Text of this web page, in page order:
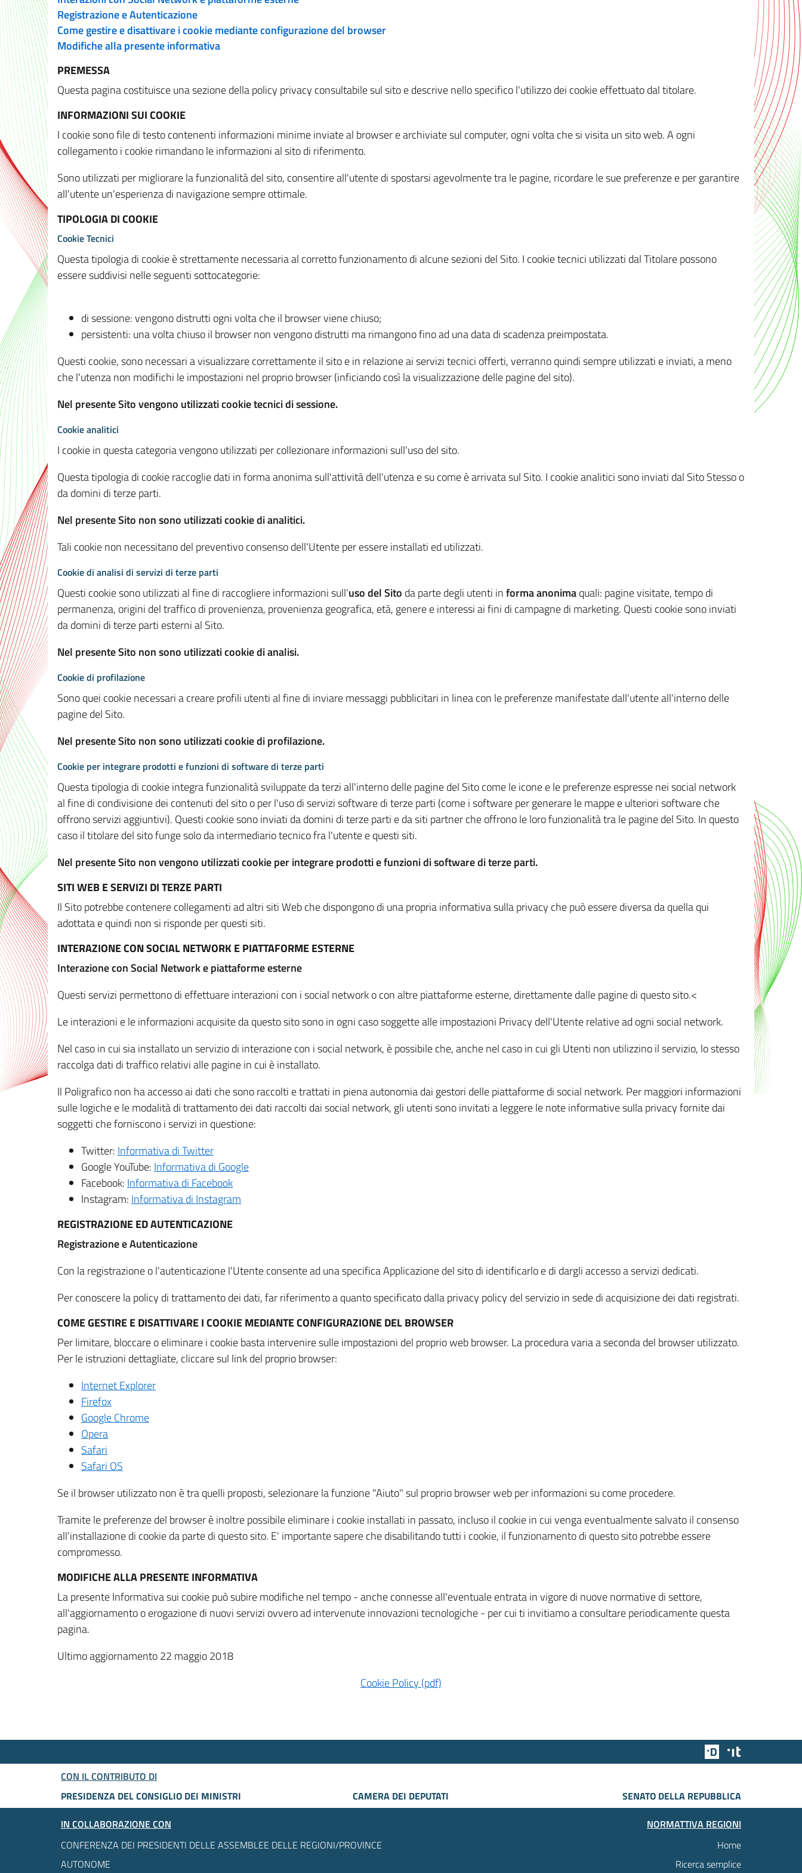
Registrazione e Autenticazione
Come gestire e disattivare i cookie mediante configurazione del browser
Modifiche alla presente informativa
PREMESSA
Questa pagina costituisce una sezione della policy privacy consultabile sul sito e descrive nello specifico l'utilizzo dei cookie effettuato dal titolare.
INFORMAZIONI SUI COOKIE
I cookie sono file di testo contenenti informazioni minime inviate al browser e archiviate sul computer, ogni volta che si visita un sito web. A ogni
collegamento i cookie rimandano le informazioni al sito di riferimento.
Sono utilizzati per migliorare la funzionalità del sito, consentire all'utente di spostarsi agevolmente tra le pagine, ricordare le sue preferenze e per garantire
all'utente un'esperienza di navigazione sempre ottimale.
TIPOLOGIA DI COOKIE
Cookie Tecnici
Questa tipologia di cookie è strettamente necessaria al corretto funzionamento di alcune sezioni del Sito. I cookie tecnici utilizzati dal Titolare possono
essere suddivisi nelle seguenti sottocategorie:
di sessione: vengono distrutti ogni volta che il browser viene chiuso;
persistenti: una volta chiuso il browser non vengono distrutti ma rimangono fino ad una data di scadenza preimpostata.
Questi cookie, sono necessari a visualizzare correttamente il sito e in relazione ai servizi tecnici offerti, verranno quindi sempre utilizzati e inviati, a meno
che l'utenza non modifichi le impostazioni nel proprio browser (inficiando così la visualizzazione delle pagine del sito).
Nel presente Sito vengono utilizzati cookie tecnici di sessione.
Cookie analitici
I cookie in questa categoria vengono utilizzati per collezionare informazioni sull'uso del sito.
Questa tipologia di cookie raccoglie dati in forma anonima sull'attività dell'utenza e su come è arrivata sul Sito. I cookie analitici sono inviati dal Sito Stesso o
da domini di terze parti.
Nel presente Sito non sono utilizzati cookie di analitici.
Tali cookie non necessitano del preventivo consenso dell'Utente per essere installati ed utilizzati.
Cookie di analisi di servizi di terze parti
Questi cookie sono utilizzati al fine di raccogliere informazioni sull'uso del Sito da parte degli utenti informa anonimaquali: pagine visitate, tempo di
permanenza, origini del traffico di provenienza, provenienza geografica, età, genere e interessi ai fini di campagne di marketing. Questi cookie sono inviati
da domini di terze parti esterni al Sito.
Nel presente Sito non sono utilizzati cookie di analisi.
Cookie di profilazione
Sono quei cookie necessari a creare profili utenti al fine di inviare messaggi pubblicitari in linea con le preferenze manifestate dall'utente all'interno delle
pagine del Sito.
Nel presente Sito non sono utilizzati cookie di profilazione.
Cookie per integrare prodotti e funzioni di software di terze parti
Questa tipologia di cookie integra funzionalità sviluppate da terzi all'interno delle pagine del Sito come le icone e le preferenze espresse nei social network
al fine di condivisione dei contenuti del sito o per l'uso di servizi software di terze parti (come i software per generare le mappe e ulteriori software che
offrono servizi aggiuntivi). Questi cookie sono inviati da domini di terze parti e da siti partner che offrono le loro funzionalità tra le pagine del Sito. In questo
caso il titolare del sito funge solo da intermediario tecnico fra l'utente e questi siti.
Nel presente Sito non vengono utilizzati cookie per integrare prodotti e funzioni di software di terze parti.
SITI WEB E SERVIZI DI TERZE PARTI
Il Sito potrebbe contenere collegamenti ad altri siti Web che dispongono di una propria informativa sulla privacy che può essere diversa da quella qui
adottata e quindi non si risponde per questi siti.
INTERAZIONE CON SOCIAL NETWORK E PIATTAFORME ESTERNE
Interazione con Social Network e piattaforme esterne
Questi servizi permettono di effettuare interazioni con i social network o con altre piattaforme esterne, direttamente dalle pagine di questo sito.<
Le interazioni e le informazioni acquisite da questo sito sono in ogni caso soggette alle impostazioni Privacy dell'Utente relative ad ogni social network.
Nel caso in cui sia installato un servizio di interazione con i social network, è possibile che, anche nel caso in cui gli Utenti non utilizzino il servizio, lo stesso
raccolga dati di traffico relativi alle pagine in cui è installato.
Il Poligrafico non ha accesso ai dati che sono raccolti e trattati in piena autonomia dai gestori delle piattaforme di social network. Per maggiori informazioni
sulle logiche e le modalità di trattamento dei dati raccolti dai social network, gli utenti sono invitati a leggere le note informative sulla privacy fornite dai
soggetti che forniscono i servizi in questione:
Twitter: Informativa di Twitter
Google YouTube: Informativa di Google
Facebook: Informativa di Facebook
Instagram: Informativa di Instagram
REGISTRAZIONE ED AUTENTICAZIONE
Registrazione e Autenticazione
Con la registrazione o l'autenticazione l'Utente consente ad una specifica Applicazione del sito di identificarlo e di dargli accesso a servizi dedicati.
Per conoscere la policy di trattamento dei dati, far riferimento a quanto specificato dalla privacy policy del servizio in sede di acquisizione dei dati registrati.
COME GESTIRE E DISATTIVARE I COOKIE MEDIANTE CONFIGURAZIONE DEL BROWSER
Per limitare, bloccare o eliminare i cookie basta intervenire sulle impostazioni del proprio web browser. La procedura varia a seconda del browser utilizzato.
Per le istruzioni dettagliate, cliccare sul link del proprio browser:
Internet Explorer
Firefox
Google Chrome
Opera
Safari
Safari OS
Se il browser utilizzato non è tra quelli proposti, selezionare la funzione "Aiuto" sul proprio browser web per informazioni su come procedere.
Tramite le preferenze del browser è inoltre possibile eliminare i cookie installati in passato, incluso il cookie in cui venga eventualmente salvato il consenso
all'installazione di cookie da parte di questo sito. E' importante sapere che disabilitando tutti i cookie, il funzionamento di questo sito potrebbe essere
compromesso.
MODIFICHE ALLA PRESENTE INFORMATIVA
La presente Informativa sui cookie può subire modifiche nel tempo - anche connesse all'eventuale entrata in vigore di nuove normative di settore,
all'aggiornamento o erogazione di nuovi servizi ovvero ad intervenute innovazioni tecnologiche - per cui ti invitiamo a consultare periodicamente questa
pagina.
Ultimo aggiornamento 22 maggio 2018
Cookie Policy (pdf)
Team Digitale
CON IL CONTRIBUTO DI
PRESIDENZA DEL CONSIGLIO DEI MINISTRI
CAMERA DEI DEPUTATI
SENATO DELLA REPUBBLICA
IN COLLABORAZIONE CON
CONFERENZA DEI PRESIDENTI DELLE ASSEMBLEE DELLE REGIONI/PROVINCE
AUTONOME
NORMATTIVA REGIONI
Home
Ricerca semplice